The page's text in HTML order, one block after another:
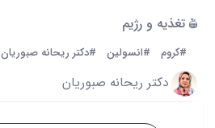
تغذیه و رژیم
#کروم #انسولین #دکتر ریحانه صبوریان
دکتر ریحانه صبوریان